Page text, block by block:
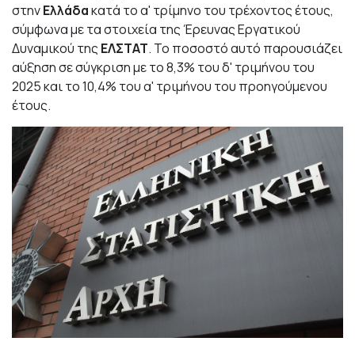
στηνΕλλάδακατά το α' τρίμηνο του τρέχοντος έτους,
σύμφωνα με τα στοιχεία της Έρευνας Εργατικού
Δυναμικού της ΕΛΣΤΑΤ. Το ποσοστό αυτό παρουσιάζει
αύξηση σε σύγκριση με το 8,3% του δ' τριμήνου του
2025 και το 10,4% του α' τριμήνου του προηγούμενου
έτους.